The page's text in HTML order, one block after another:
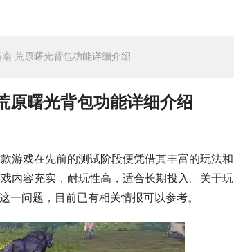
荒原曙光背包功能详细介绍
原曙光背包功能详细介绍
游戏在先前的测试阶段便凭借其丰富的玩法和
内容充实，耐玩性高，适合长期投入。关于玩
一问题，目前已有相关情报可以参考。